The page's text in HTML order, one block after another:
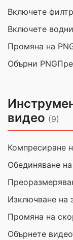
Включете
Включете
Промяна на
Обърни PNG
видео (9)
Компресиране
Обединяване
Изключване на
Промяна на
Обърнете